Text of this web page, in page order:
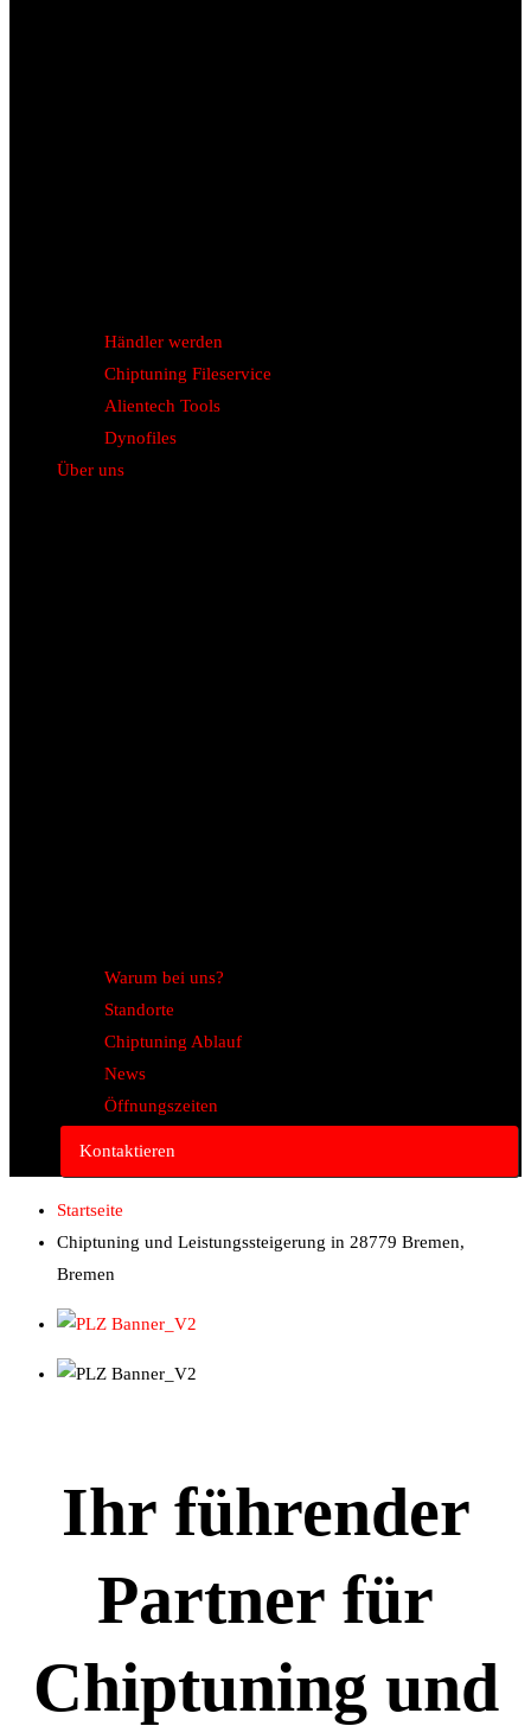
Händler werden
Chiptuning Fileservice
Alientech Tools
Dynofiles
Über uns
Warum bei uns?
Standorte
Chiptuning Ablauf
News
Öffnungszeiten
Kontaktieren
Startseite
Chiptuning und Leistungssteigerung in 28779 Bremen,
Bremen
Ihr führender
Partner für
Chiptuning und